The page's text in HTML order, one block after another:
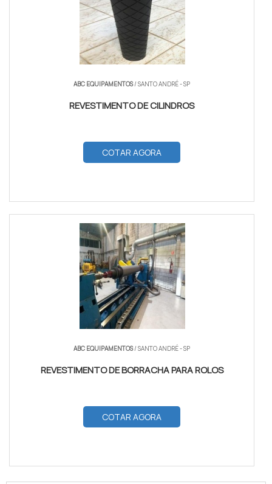
ABC EQUIPAMENTOS/ SANTO ANDRÉ - SP
REVESTIMENTO DE CILINDROS
COTAR AGORA
ABC EQUIPAMENTOS/ SANTO ANDRÉ - SP
REVESTIMENTO DE BORRACHA PARA ROLOS
COTAR AGORA